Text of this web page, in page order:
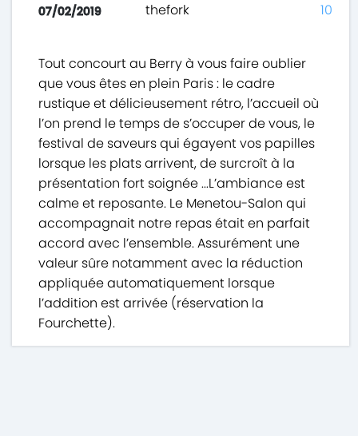
07/02/2019 thefork
Tout concourt au Berry à vous faire oublier
que vous êtes en plein Paris : le cadre
rustique et délicieusement rétro, l’accueil où
l’on prend le temps de s’occuper de vous, le
festival de saveurs qui égayent vos papilles
lorsque les plats arrivent, de surcroît à la
présentation fort soignée ...L’ambiance est
calme et reposante. Le Menetou-Salon qui
accompagnait notre repas était en parfait
accord avec l’ensemble. Assurément une
valeur sûre notamment avec la réduction
appliquée automatiquement lorsque
l’addition est arrivée (réservation la
Fourchette).
10